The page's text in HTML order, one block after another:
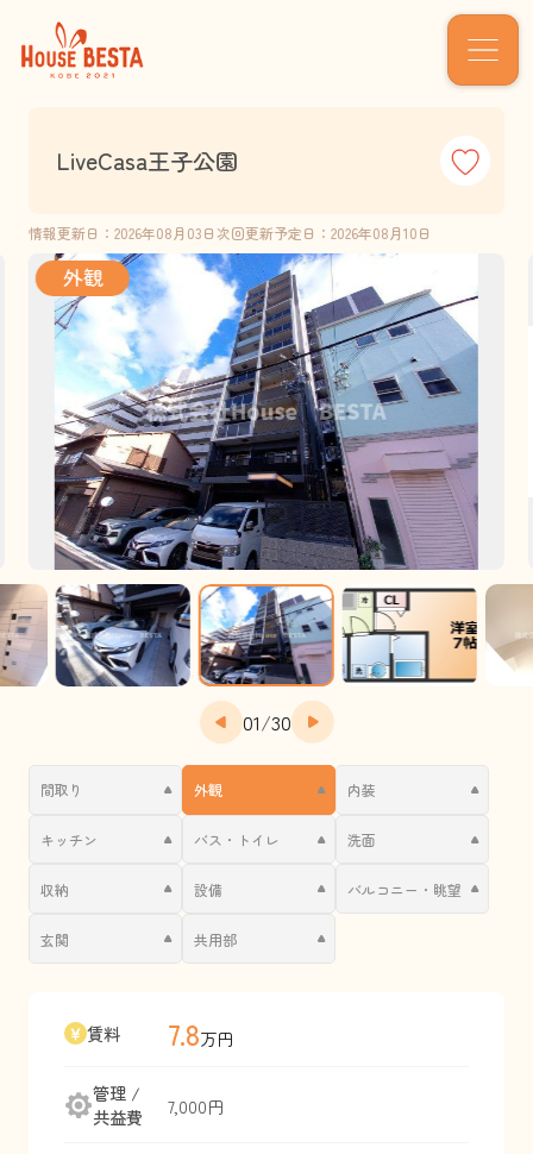
LiveCasa王子公園
情報更新日：2026年08月03日次回更新予定日：2026年08月10日
外観
01/30
間取り 外観 内装
キッチン バス・トイレ 洗面
収納 設備 バルコニー・眺望
玄関 共用部
賃料 7.8万円
管理 /
共益費
7,000円